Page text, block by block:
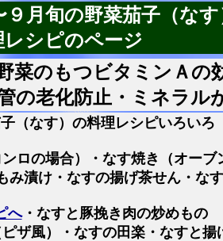
９月旬の野菜茄子（なす
レシピのページ
菜のもつビタミンＡの
の老化防止・ミネラル
（なす）の料理レシピいろいろ
ロの場合）・なす焼き（オーブ
み漬け・なすの揚げ茶せん・な
へ・なすと豚挽き肉の炒めもの
ザ風）・なすの田楽・なすと揚